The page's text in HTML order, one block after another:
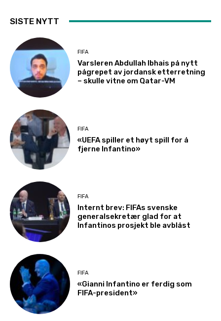
SISTE NYTT
FIFA
Varsleren Abdullah Ibhais på nytt
pågrepet av jordansk etterretning
– skulle vitne om Qatar-VM
FIFA
«UEFA spiller et høyt spill for å
fjerne Infantino»
FIFA
Internt brev: FIFAs svenske
generalsekretær glad for at
Infantinos prosjekt ble avblåst
FIFA
«Gianni Infantino er ferdig som
FIFA-president»